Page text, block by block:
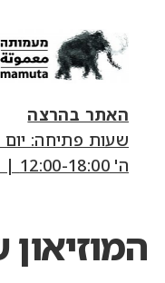
art
&
research
center
האתר בהרצה
ה' 12:00-18:00 | יום ו׳ 10:00-14:00